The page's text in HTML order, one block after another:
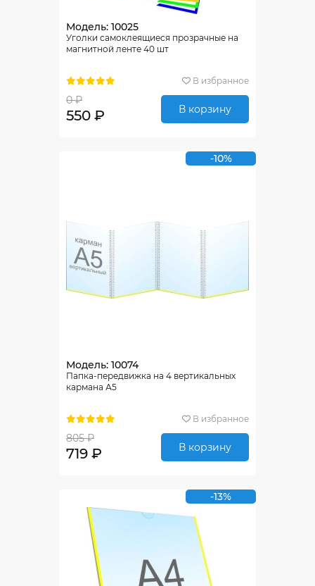
Модель: 10025
Уголки самоклеящиеся прозрачные на
магнитной ленте 40 шт
В избранное
0 ₽
550 ₽ В корзину
-10%
Модель: 10074
Папка-передвижка на 4 вертикальных
кармана А5
В избранное
805 ₽
719 ₽ В корзину
-13%